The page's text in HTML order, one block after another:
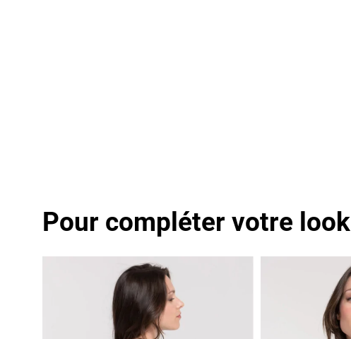
Pour compléter votre look